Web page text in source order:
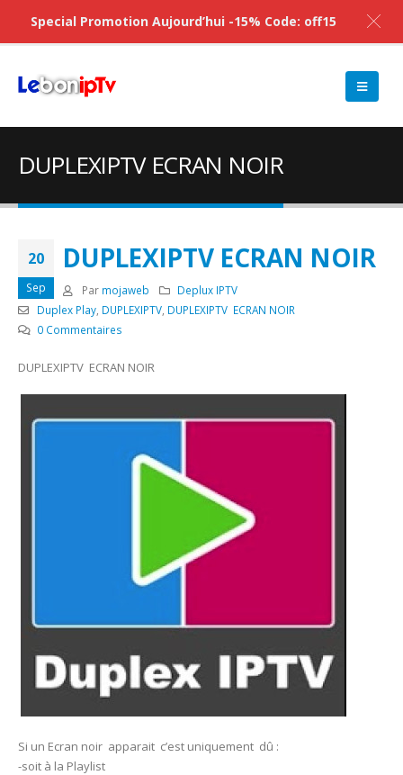
DUPLEXIPTV ECRAN NOIR
20
Sep
DUPLEXIPTV ECRAN NOIR
Par mojaweb
Deplux IPTV
Duplex Play, DUPLEXIPTV, DUPLEXIPTV ECRAN NOIR
0 Commentaires
DUPLEXIPTV ECRAN NOIR
Si un Ecran noir apparait c’est uniquement dû :
-soit à la Playlist
Special Promotion Aujourd’hui -15% Code: off15